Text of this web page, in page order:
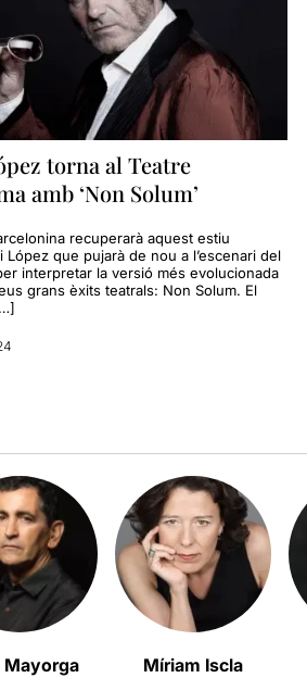
torna al Teatre
amb ‘Non Solum’
recuperarà aquest estiu
López que pujarà de nou a l’escenari del
interpretar la versió més evolucionada
grans èxits teatrals: Non Solum. El
Mayorga Míriam Iscla